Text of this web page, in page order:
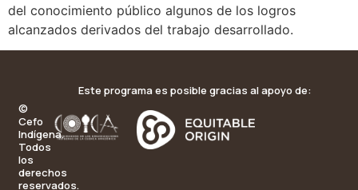
del conocimiento público algunos de los logros
alcanzados derivados del trabajo desarrollado.
©
Cefo
Indígena.
Todos
los
derechos
reservados.
Este programa es posible gracias al apoyo de: